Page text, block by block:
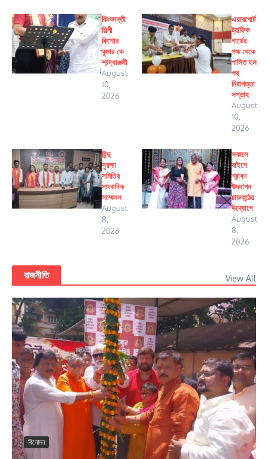
কিংবদন্তী
শিল্পী
কিশোর
কুমার কে
শ্রদ্ধাঞ্জলী
August
10,
2026
এয়ারপোর্ট
ট্রাফিক
গার্ডের
পক্ষ থেকে
পালিত হল
পথ
নিরাপত্তা
সপ্তাহ
August
10,
2026
হিন্দু
সুরক্ষা
সমিতির
সাংবাদিক
সম্মেলন
August
8,
2026
সকালে
বাইশে
শ্রাবণ
উদযাপন
চারুকন্ঠের
উদ্যোগে
August
8,
2026
রাজনীতি View All
বিনোদন